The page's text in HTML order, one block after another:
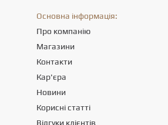
Основна інформація:
Про компанію
Магазини
Контакти
Кар'єра
Новини
Корисні статті
Відгуки клієнтів